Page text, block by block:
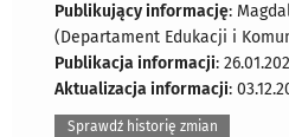
Publikujący informację:
(Departament Edukacji i
Publikacja informacji:
Aktualizacja informacji:
Sprawdź historię zmian